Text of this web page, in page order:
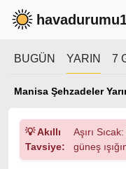
BUGÜN YARIN 7
Manisa Şehzadeler
💡 Akıllı
Tavsiye:
Aşırı
güneş